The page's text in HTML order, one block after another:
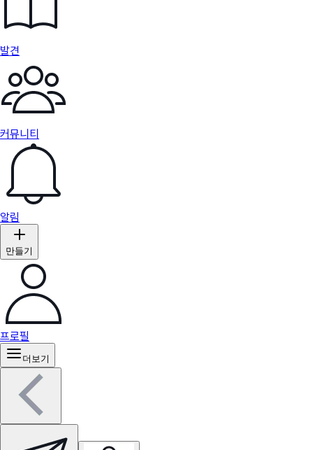
발견
커뮤니티
알림
만들기
프로필
더보기